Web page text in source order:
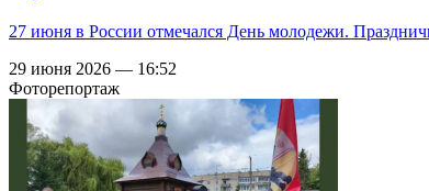
27 июня в России отмечался День молодежи.
29 июня 2026 — 16:52
Фоторепортаж